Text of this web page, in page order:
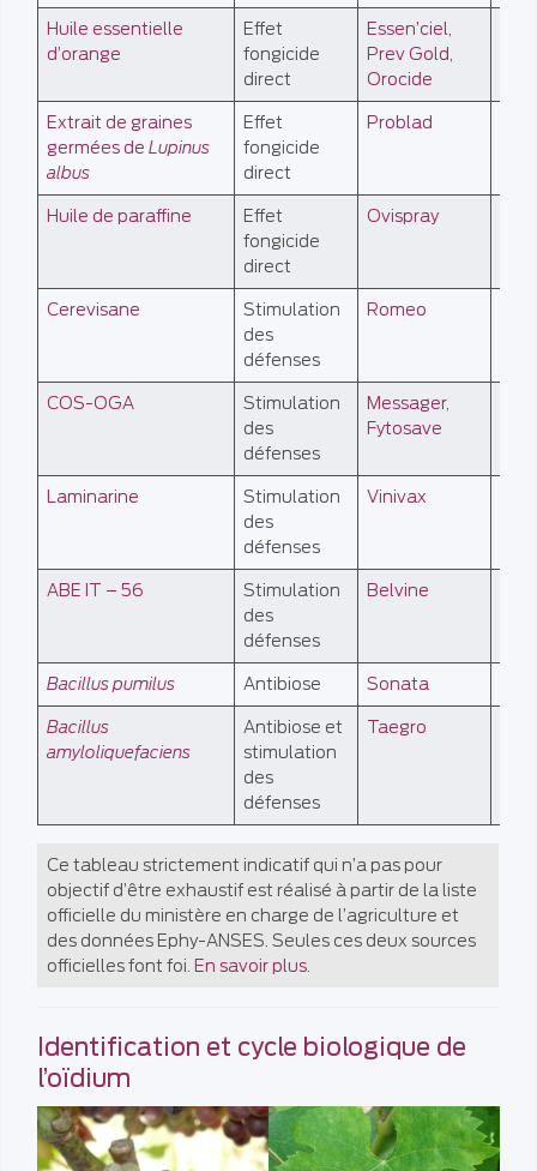
Huile essentielle
d’orange
Effet
fongicide
direct
Essen’ciel
Prev Gold
Orocide
Extrait de graines
germées de Lupinus
albus
Effet
fongicide
direct
Problad
Huile de paraffine
Effet
fongicide
direct
Ovispray
Cerevisane
Stimulation
des
défenses
Romeo
COS-OGA
Stimulation
des
défenses
Messager,
Fytosave
Laminarine
Stimulation
des
défenses
Vinivax
ABE IT – 56
Stimulation
des
défenses
Belvine
Bacillus pumilus Antibiose Sonata
Bacillus
amyloliquefaciens
Antibiose et
stimulation
des
défenses
Taegro
Ce tableau strictement indicatif qui n’a pas pour
objectif d’être exhaustif est réalisé à partir de la liste
officielle du ministère en charge de l’agriculture et
des données Ephy-ANSES. Seules ces deux sources
officielles font foi. En savoir plus.
Identification et cycle biologique de
l’oïdium